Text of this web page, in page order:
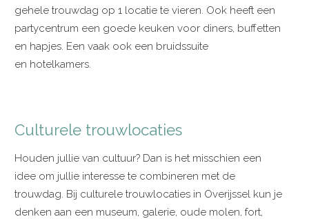
gehele trouwdag op 1 locatie te vieren. Ook heeft een
partycentrum een goede keuken voor diners, buffetten
en hapjes. Een vaak ook een bruidssuite
en hotelkamers.
Culturele trouwlocaties
Houden jullie van cultuur? Dan is het misschien een
idee om jullie interesse te combineren met de
trouwdag. Bij culturele trouwlocaties in Overijssel kun je
denken aan een museum, galerie, oude molen, fort,